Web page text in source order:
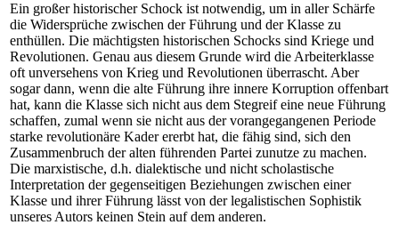
Ein großer historischer Schock ist notwendig, um in aller Schärfe
die Widersprüche zwischen der Führung und der Klasse zu
enthüllen. Die mächtigsten historischen Schocks sind Kriege und
Revolutionen. Genau aus diesem Grunde wird die Arbeiterklasse
oft unversehens von Krieg und Revolutionen überrascht. Aber
sogar dann, wenn die alte Führung ihre innere Korruption offenbart
hat, kann die Klasse sich nicht aus dem Stegreif eine neue Führung
schaffen, zumal wenn sie nicht aus der vorangegangenen Periode
starke revolutionäre Kader ererbt hat, die fähig sind, sich den
Zusammenbruch der alten führenden Partei zunutze zu machen.
Die marxistische, d.h. dialektische und nicht scholastische
Interpretation der gegenseitigen Beziehungen zwischen einer
Klasse und ihrer Führung lässt von der legalistischen Sophistik
unseres Autors keinen Stein auf dem anderen.